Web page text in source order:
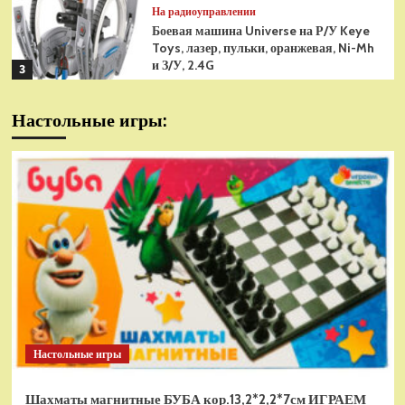
3
На радиоуправлении
Боевая машина Universe на Р/У Keye
Toys, лазер, пульки, оранжевая, Ni-Mh
и З/У, 2.4G
Радиоуправляемая модель
(HN1586)
На радиоуправлении
Р/У танк Taigen 1/16
Panzerkampfwagen III (Германия) HC
(для ИК танкового боя) V3 2.4G RTR,
TG3848-1HC-IR3.0
1
На радиоуправлении
Радиоуправляемый танк Torro
Sturmtiger Panzer 1к16
(TR1111700300)
Настольные игры:
Настольные игры
Шахматы магнитные БУБА кор.13,2*2,2*7см ИГРАЕМ